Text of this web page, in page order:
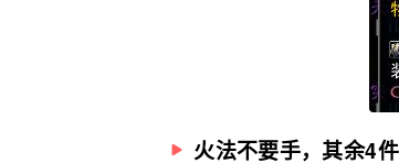
火法不要手，其余4